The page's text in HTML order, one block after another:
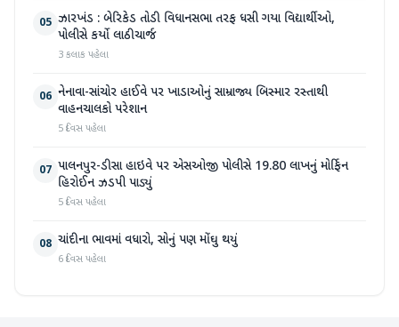
05 ઝારખંડ : બેરિકેડ તોડી વિધાનસભા તરફ ધસી ગયા વિદ્યાર્થીઓ,
પોલીસે કર્યો લાઠીચાર્જ
3 કલાક પહેલા
06 નેનાવા-સાંચોર હાઈવે પર ખાડાઓનું સામ્રાજ્ય બિસ્માર રસ્તાથી
વાહનચાલકો પરેશાન
5 દિવસ પહેલા
07 પાલનપુર-ડીસા હાઇવે પર એસઓજી પોલીસે 19.80 લાખનું મોર્ફિન
હિરોઈન ઝડપી પાડ્યું
5 દિવસ પહેલા
08 ચાંદીના ભાવમાં વધારો, સોનું પણ મોંઘુ થયું
6 દિવસ પહેલા